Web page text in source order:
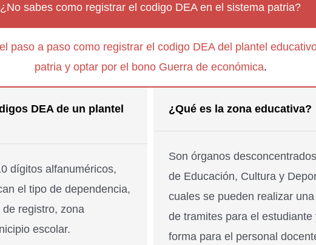
¿No sabes como registrar el codigo DEA en el sistema patria?
paso a paso como registrar el codigo DEA del plantel
patria y optar por el bono Guerra de económica.
DEA de un plantel
dígitos alfanuméricos,
el tipo de dependencia,
de registro, zona
escolar.
¿Qué es la zona educativa?
Son órganos
de Educación, Cultura y
cuales se pueden realizar
de tramites para el estudiante
forma para el personal